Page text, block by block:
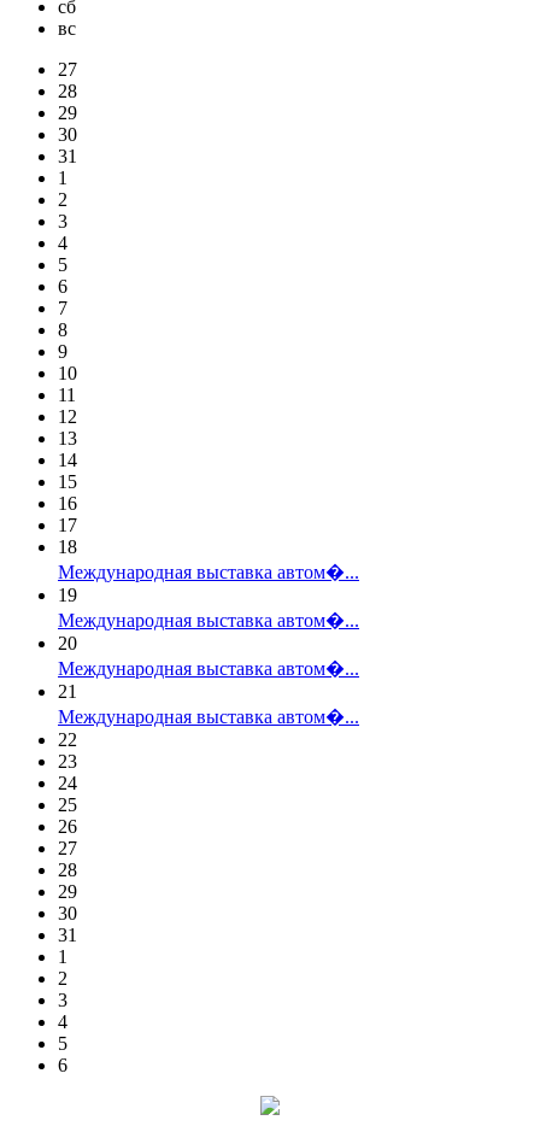
сб
вс
27
28
29
30
31
1
2
3
4
5
6
7
8
9
10
11
12
13
14
15
16
17
18
Международная выставка автом�...
19
Международная выставка автом�...
20
Международная выставка автом�...
21
Международная выставка автом�...
22
23
24
25
26
27
28
29
30
31
1
2
3
4
5
6